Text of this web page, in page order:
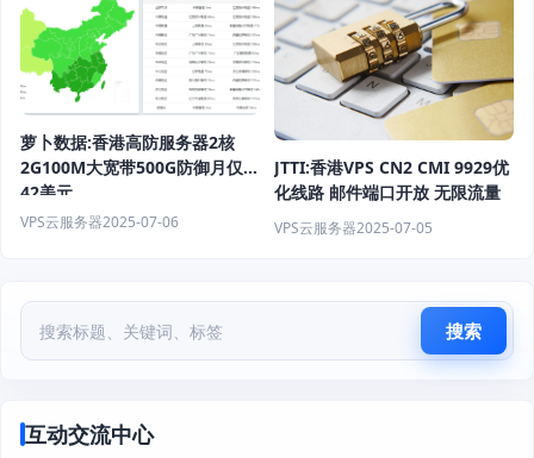
萝卜数据:香港高防服务器2核
2G100M大宽带500G防御月仅
42美元
VPS云服务器2025-07-06
JTTI:香港VPS CN2 CMI 9929优
化线路 邮件端口开放 无限流量
VPS云服务器2025-07-05
搜索
互动交流中心